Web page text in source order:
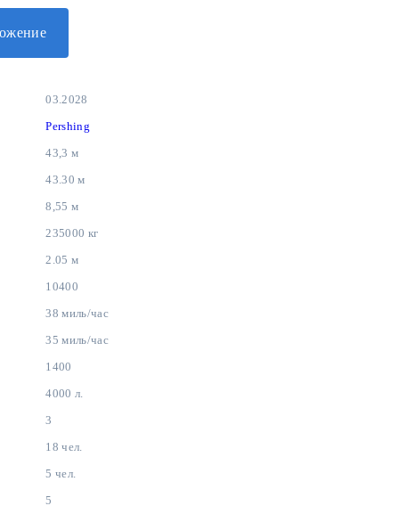
03.2028
Pershing
43,3 м
43.30 м
8,55 м
235000 кг
2.05 м
10400
38 миль/час
35 миль/час
1400
4000 л.
3
18 чел.
5 чел.
5